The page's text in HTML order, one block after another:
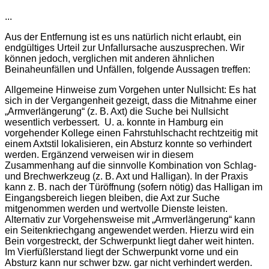
...
Aus der Entfernung ist es uns natürlich nicht erlaubt, ein
endgültiges Urteil zur Unfallursache auszusprechen. Wir
können jedoch, verglichen mit anderen ähnlichen
Beinaheunfällen und Unfällen, folgende Aussagen treffen:
Allgemeine Hinweise zum Vorgehen unter Nullsicht: Es hat
sich in der Vergangenheit gezeigt, dass die Mitnahme einer
„Armverlängerung“ (z. B. Axt) die Suche bei Nullsicht
wesentlich verbessert. U. a. konnte in Hamburg ein
vorgehender Kollege einen Fahrstuhlschacht rechtzeitig mit
einem Axtstil lokalisieren, ein Absturz konnte so verhindert
werden. Ergänzend verweisen wir in diesem
Zusammenhang auf die sinnvolle Kombination von Schlag-
und Brechwerkzeug (z. B. Axt und Halligan). In der Praxis
kann z. B. nach der Türöffnung (sofern nötig) das Halligan im
Eingangsbereich liegen bleiben, die Axt zur Suche
mitgenommen werden und wertvolle Dienste leisten.
Alternativ zur Vorgehensweise mit „Armverlängerung“ kann
ein Seitenkriechgang angewendet werden. Hierzu wird ein
Bein vorgestreckt, der Schwerpunkt liegt daher weit hinten.
Im Vierfüßlerstand liegt der Schwerpunkt vorne und ein
Absturz kann nur schwer bzw. gar nicht verhindert werden.